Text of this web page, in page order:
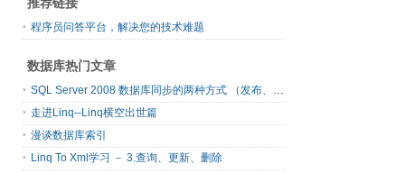
程序员问答平台，解决您的技术难题
数据库热门文章
SQL Server 2008 数据库同步的两种方式 （发布、订阅）
走进Linq--Linq横空出世篇
漫谈数据库索引
Linq To Xml学习 － 3.查询、更新、删除